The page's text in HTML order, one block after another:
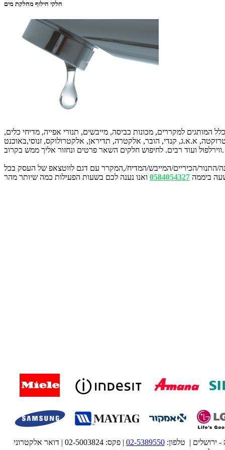
חלקי חילוף מחלקת מים
המותגים למקררים, מכונות כביסה, מייבשים, תנורי אפייה, מדיחי כלים,
א.א.ג, קנדי, הובר, אלקטרה, תדיראן, אלקטרולוקס, זנוסי,באוכנט
ווירלפול ועוד רבים. לחיפוש חלקים השאר פרטים ונחזור אליך ממש בקרוב.
הכיריים/המייבש/המדיח/,המקרר עם דגם לווטצאפ של העסק בכל
ביממה 0584054327
02-5389550